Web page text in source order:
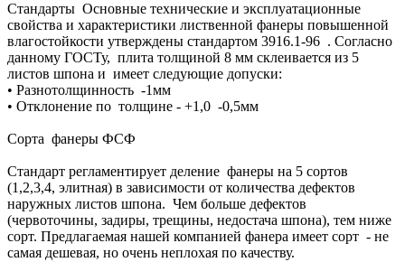
Стандарты Основные технические и эксплуатационные
свойства и характеристики лиственной фанеры повышенной
влагостойкости утверждены стандартом 3916.1-96 . Согласно
данному ГОСТу, плита толщиной 8 мм склеивается из 5
листов шпона и имеет следующие допуски:
• Разнотолщинность -1мм
• Отклонение по толщине - +1,0 -0,5мм
Сорта фанеры ФСФ
Стандарт регламентирует деление фанеры на 5 сортов
(1,2,3,4, элитная) в зависимости от количества дефектов
наружных листов шпона. Чем больше дефектов
(червоточины, задиры, трещины, недостача шпона), тем ниже
сорт. Предлагаемая нашей компанией фанера имеет сорт - не
самая дешевая, но очень неплохая по качеству.